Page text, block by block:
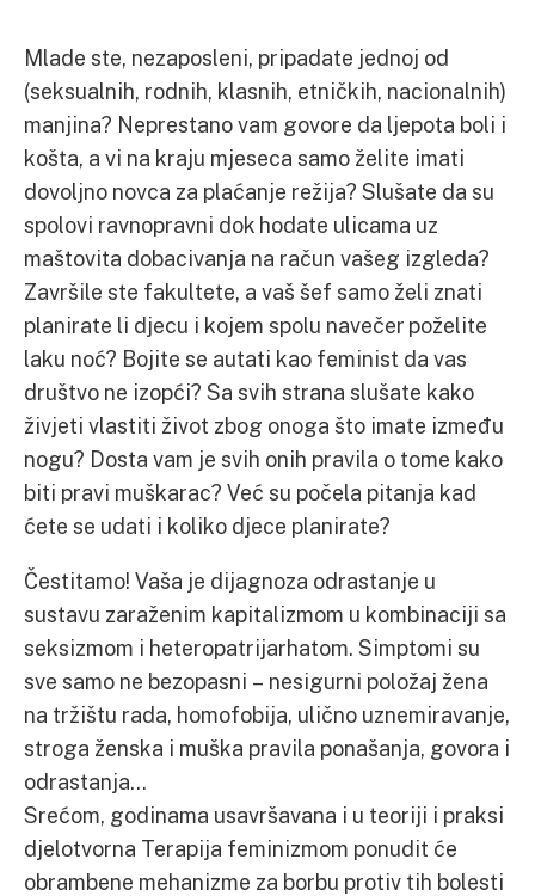
Mlade ste, nezaposleni, pripadate jednoj od
(seksualnih, rodnih, klasnih, etničkih, nacionalnih)
manjina? Neprestano vam govore da ljepota boli i
košta, a vi na kraju mjeseca samo želite imati
dovoljno novca za plaćanje režija? Slušate da su
spolovi ravnopravni dok hodate ulicama uz
maštovita dobacivanja na račun vašeg izgleda?
Završile ste fakultete, a vaš šef samo želi znati
planirate li djecu i kojem spolu navečer poželite
laku noć? Bojite se autati kao feminist da vas
društvo ne izopći? Sa svih strana slušate kako
živjeti vlastiti život zbog onoga što imate između
nogu? Dosta vam je svih onih pravila o tome kako
biti pravi muškarac? Već su počela pitanja kad
ćete se udati i koliko djece planirate?
Čestitamo! Vaša je dijagnoza odrastanje u
sustavu zaraženim kapitalizmom u kombinaciji sa
seksizmom i heteropatrijarhatom. Simptomi su
sve samo ne bezopasni – nesigurni položaj žena
na tržištu rada, homofobija, ulično uznemiravanje,
stroga ženska i muška pravila ponašanja, govora i
odrastanja…
Srećom, godinama usavršavana i u teoriji i praksi
djelotvorna Terapija feminizmom ponudit će
obrambene mehanizme za borbu protiv tih bolesti